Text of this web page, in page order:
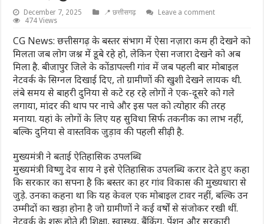
December 7, 2025 📍 छत्तीसगढ़
Leave a comment
474 Views
CG News: छत्तीसगढ़ के बस्तर संभाग में ऐसा नज़ारा कम ही देखने को
मिलता जब लोग जश्न में डूबे रहे हो, लेकिन ऐसा नजारा देखने को अब
मिला है. बीजापुर जिले के कोंडापल्ली गांव में जब पहली बार मोबाइल
नेटवर्क के सिग्नल दिखाई दिए, तो ग्रामीणों की खुशी देखने लायक थी.
लंबे समय से बाहरी दुनिया से कटे रह रहे लोगों ने एक-दूसरे को गले
लगाया, मांदर की थाप पर नाचे और इस पल को त्योहार की तरह
मनाया. यहां के लोगों के लिए यह सुविधा सिर्फ तकनीक का लाभ नहीं,
बल्कि दुनिया से वास्तविक जुड़ाव की पहली सीढ़ी है.
मुख्‍यमंत्री ने बताई ऐतिहासिक उपलब्धि
मुख्यमंत्री विष्णु देव साय ने इसे ऐतिहासिक उपलब्धि करार देते हुए कहा
कि सरकार का सपना है कि बस्तर का हर गांव विकास की मुख्यधारा से
जुड़े. उनका कहना था कि यह केवल एक मोबाइल टावर नहीं, बल्कि उन
उम्मीदों का खड़ा होना है जो ग्रामीणों ने कई वर्षों से संजोकर रखी थीं.
नेटवर्क के शुरू होते ही शिक्षा, स्वास्थ्य, बैंकिंग, पेंशन और सरकारी